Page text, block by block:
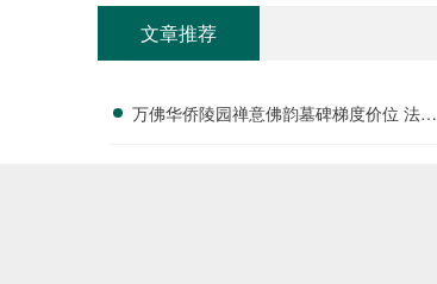
文章推荐
万佛华侨陵园禅意佛韵墓碑梯度价位 法会